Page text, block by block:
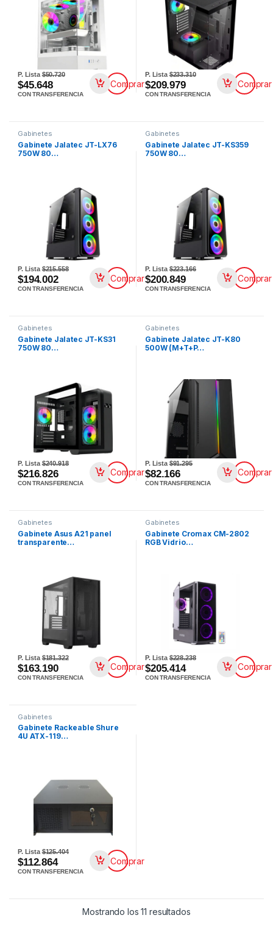
P. Lista$50.720
$45.648
CON TRANSFERENCIA
Comprar
P. Lista$233.310
$209.979
CON TRANSFERENCIA
Comprar
Gabinetes
Gabinete Jalatec JT-LX76
750W 80…
P. Lista$215.558
$194.002
CON TRANSFERENCIA
Comprar
Gabinetes
Gabinete Jalatec JT-KS359
750W 80…
P. Lista$223.166
$200.849
CON TRANSFERENCIA
Comprar
Gabinetes
Gabinete Jalatec JT-KS31
750W 80…
P. Lista$240.918
$216.826
CON TRANSFERENCIA
Comprar
Gabinetes
Gabinete Jalatec JT-K80
500W (M+T+P…
P. Lista$91.295
$82.166
CON TRANSFERENCIA
Comprar
Gabinetes
Gabinete Asus A21 panel
transparente…
P. Lista$181.322
$163.190
CON TRANSFERENCIA
Comprar
Gabinetes
Gabinete Cromax CM-2802
RGB Vidrio…
P. Lista$228.238
$205.414
CON TRANSFERENCIA
Comprar
Gabinetes
Gabinete Rackeable Shure
4U ATX-119…
P. Lista$125.404
$112.864
CON TRANSFERENCIA
Comprar
Mostrando los 11 resultados